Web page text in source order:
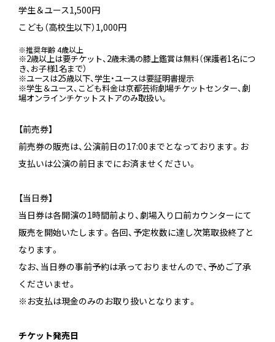
学生＆ユース1,500円
こども（高校生以下）1,000円
※推奨年齢 4歳以上
※2歳以上は要チケット、2歳未満の膝上鑑賞は無料（保護者1名につ
き、お子様1名まで）
※ユースは25歳以下、学生・ユースは要証明書提示
※学生＆ユース、こども料金は京都芸術劇場チケットセンター、劇
場オンラインチケットストアのみ取扱い。
【前売券】
前売券の販売は、公演前日の17:00までとなっております。お
支払いは公演の前日までにお済ませください。
【当日券】
当日券は各開演の1時間前より、劇場入り口前カウンターにて
販売を開始いたします。各回、予定枚数に達し次第取扱終了と
なります。
なお、当日券の事前予約は承っておりませんので、予めご了承
くださいませ。
※お支払は現金のみのお取り扱いとなります。
チケット発売日